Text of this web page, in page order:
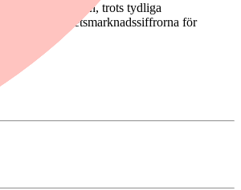
sig över 50-nivån, trots tydliga
arbetsmarknadssiffrorna för
siffror.